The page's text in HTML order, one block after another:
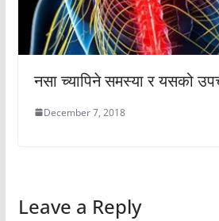
नसा च्यापिने समस्या र यसको
December 7, 2018
Leave a Reply